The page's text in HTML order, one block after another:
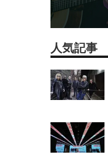
人気記事